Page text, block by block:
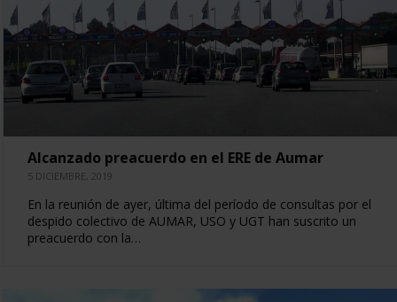
Alcanzado preacuerdo en el ERE de Aumar
5 DICIEMBRE, 2019
En la reunión de ayer, última del período de consultas por el
despido colectivo de AUMAR, USO y UGT han suscrito un
preacuerdo con la…